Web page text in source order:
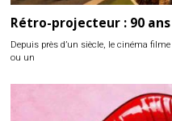
Rétro-projecteur : 90
Depuis près d’un siècle, le cinéma
ou un